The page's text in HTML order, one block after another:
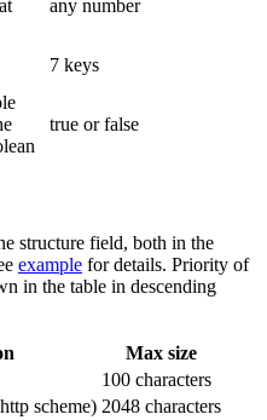
any number
7 keys
true or false
structure field, both in the
example for details. Priority of
in the table in descending
Max size
100 characters
scheme) 2048 characters